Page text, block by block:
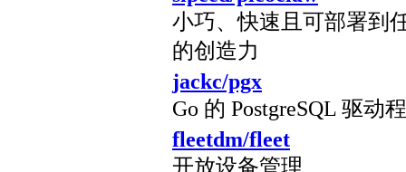
小巧、快速且可部署
的创造力
jackc/pgx
Go 的 PostgreSQL 驱动
fleetdm/fleet
开放设备管理